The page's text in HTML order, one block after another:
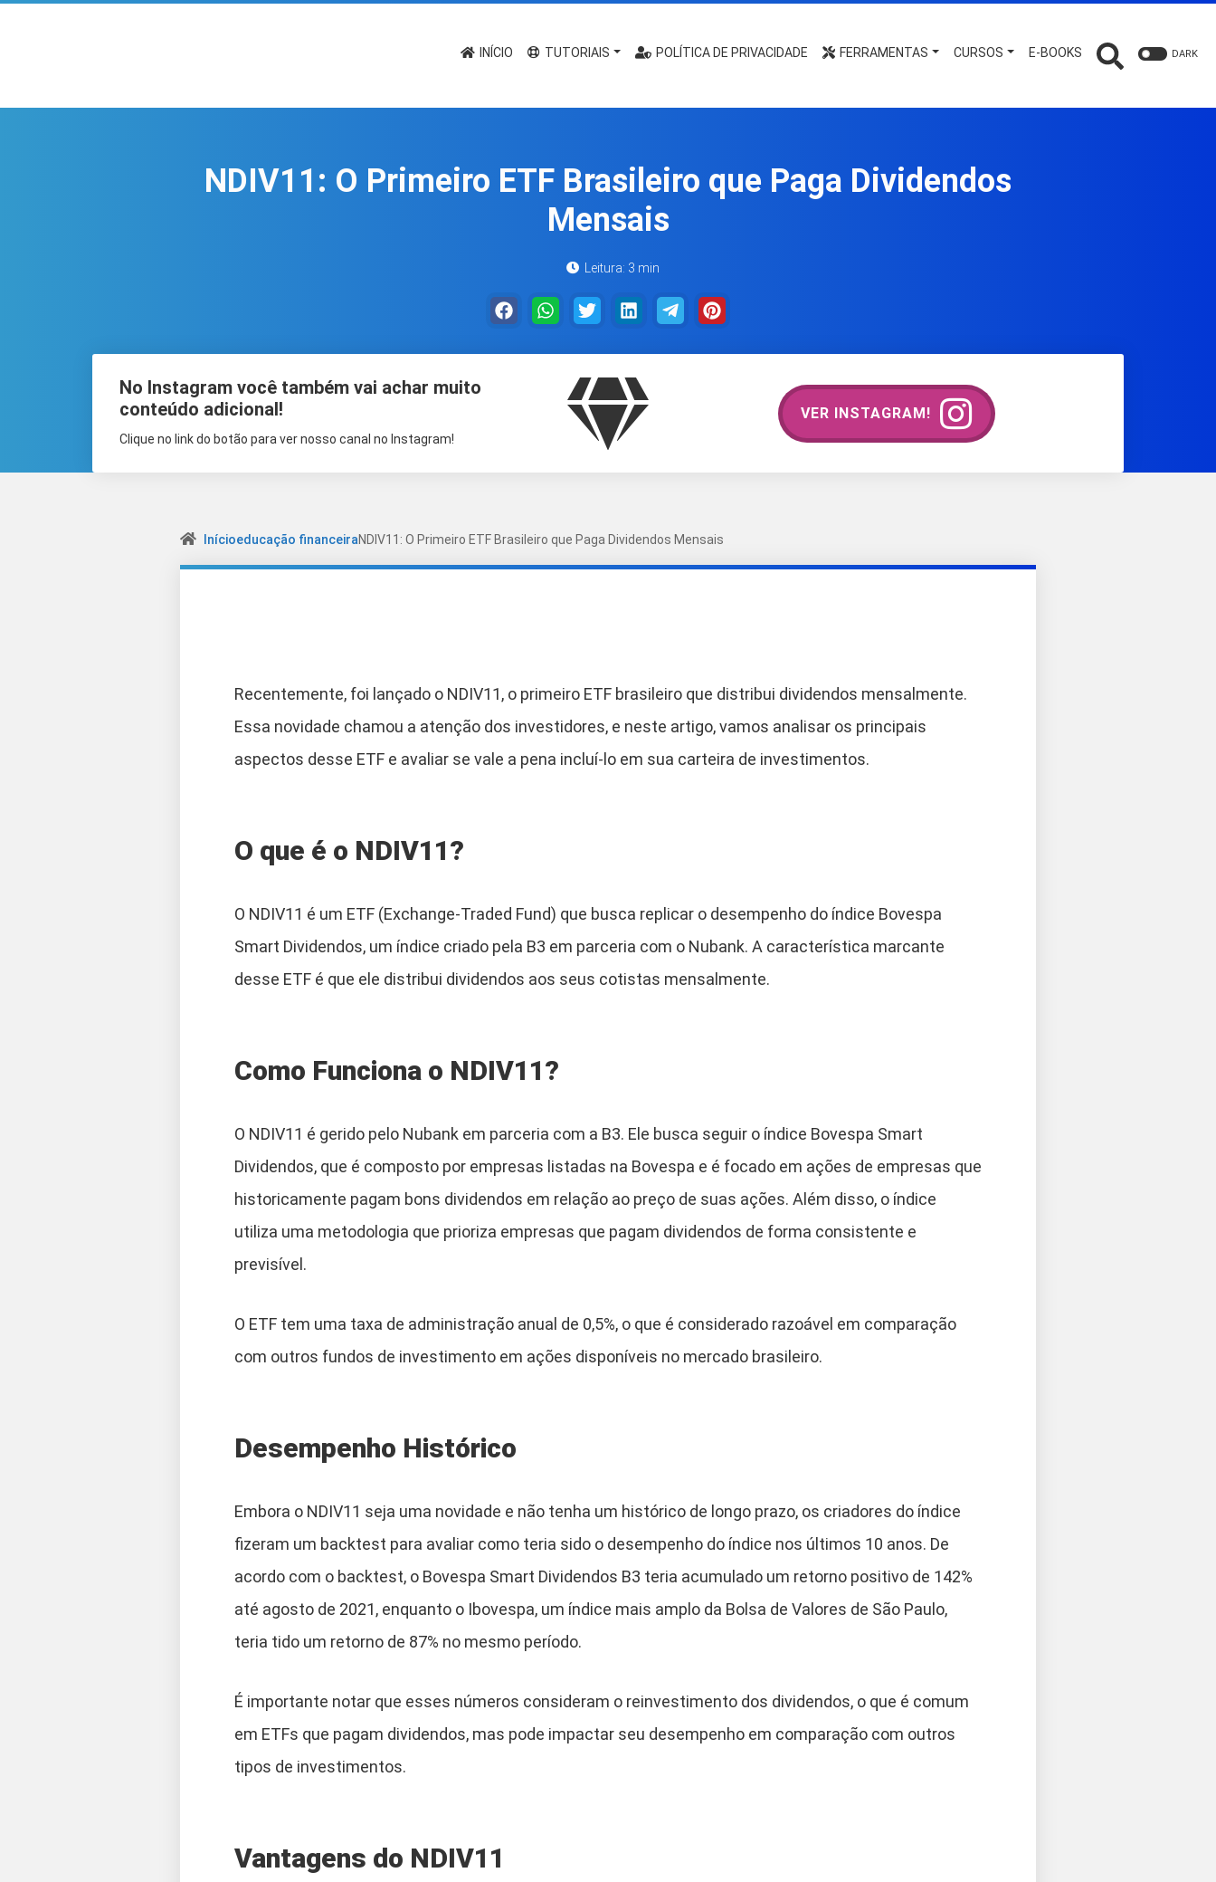
INÍCIO TUTORIAIS POLÍTICA DE PRIVACIDADE FERRAMENTAS CURSOS E-BOOKS DARK
NDIV11: O Primeiro ETF Brasileiro que Paga Dividendos
Mensais
Leitura: 3 min
No Instagram você também vai achar muito
conteúdo adicional!
Clique no link do botão para ver nosso canal no Instagram!
VER INSTAGRAM!
Inícioeducação financeiraNDIV11: O Primeiro ETF Brasileiro que Paga Dividendos Mensais
Recentemente, foi lançado o NDIV11, o primeiro ETF brasileiro que distribui dividendos mensalmente.
Essa novidade chamou a atenção dos investidores, e neste artigo, vamos analisar os principais
aspectos desse ETF e avaliar se vale a pena incluí-lo em sua carteira de investimentos.
O que é o NDIV11?
O NDIV11 é um ETF (Exchange-Traded Fund) que busca replicar o desempenho do índice Bovespa
Smart Dividendos, um índice criado pela B3 em parceria com o Nubank. A característica marcante
desse ETF é que ele distribui dividendos aos seus cotistas mensalmente.
Como Funciona o NDIV11?
O NDIV11 é gerido pelo Nubank em parceria com a B3. Ele busca seguir o índice Bovespa Smart
Dividendos, que é composto por empresas listadas na Bovespa e é focado em ações de empresas que
historicamente pagam bons dividendos em relação ao preço de suas ações. Além disso, o índice
utiliza uma metodologia que prioriza empresas que pagam dividendos de forma consistente e
previsível.
O ETF tem uma taxa de administração anual de 0,5%, o que é considerado razoável em comparação
com outros fundos de investimento em ações disponíveis no mercado brasileiro.
Desempenho Histórico
Embora o NDIV11 seja uma novidade e não tenha um histórico de longo prazo, os criadores do índice
fizeram um backtest para avaliar como teria sido o desempenho do índice nos últimos 10 anos. De
acordo com o backtest, o Bovespa Smart Dividendos B3 teria acumulado um retorno positivo de 142%
até agosto de 2021, enquanto o Ibovespa, um índice mais amplo da Bolsa de Valores de São Paulo,
teria tido um retorno de 87% no mesmo período.
É importante notar que esses números consideram o reinvestimento dos dividendos, o que é comum
em ETFs que pagam dividendos, mas pode impactar seu desempenho em comparação com outros
tipos de investimentos.
Vantagens do NDIV11